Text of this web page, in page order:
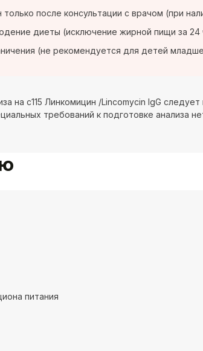
после консультации с врачом (при
диеты (исключение жирной пищи за 24
(не рекомендуется для детей
на c115 Линкомицин /Lincomycin IgG
требований к подготовке анализа
питания